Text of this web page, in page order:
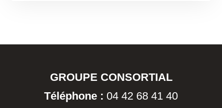
GROUPE CONSORTIAL
Téléphone : 04 42 68 41 40